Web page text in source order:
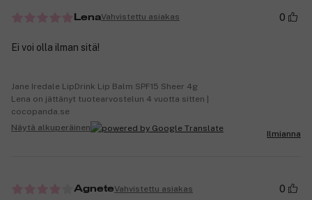
LenaVahvistettu asiakas 0
Ei voi olla ilman sitä!
Jane Iredale LipDrink Lip Balm SPF15 Sheer 4g
Lena on jättänyt tuotearvostelun 4 vuotta sitten |
cocopanda.se
Näytä alkuperäinen
Ilmianna
AgneteVahvistettu asiakas 0